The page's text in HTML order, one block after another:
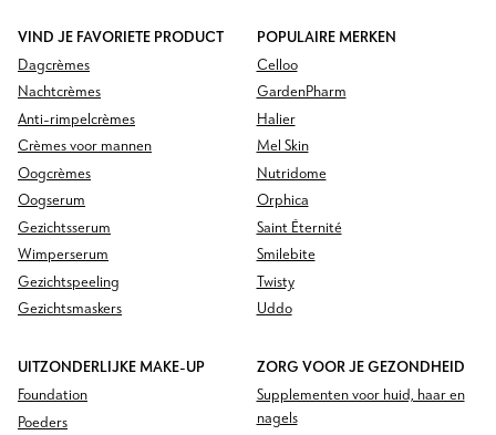
VIND JE FAVORIETE PRODUCT
Dagcrèmes
Nachtcrèmes
Anti-rimpelcrèmes
Crèmes voor mannen
Oogcrèmes
Oogserum
Gezichtsserum
Wimperserum
Gezichtspeeling
Gezichtsmaskers
POPULAIRE MERKEN
Celloo
GardenPharm
Halier
Mel Skin
Nutridome
Orphica
Saint Éternité
Smilebite
Twisty
Uddo
UITZONDERLIJKE MAKE-UP
Foundation
Poeders
ZORG VOOR JE GEZONDHEID
Supplementen voor huid, haar en
nagels